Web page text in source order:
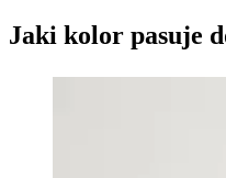
Jaki kolor pasuje